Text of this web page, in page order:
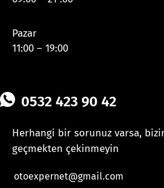
Pazar
11:00 – 19:00
0532 423 90 42
Herhangi bir sorunuz varsa,
geçmekten çekinmeyin
otoexpernet@gmail.com